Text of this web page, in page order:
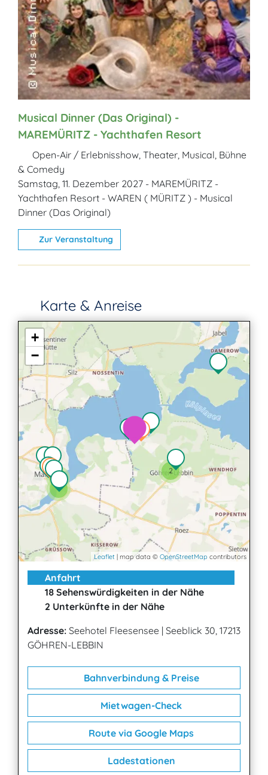
Musical Dinner (Das Original) -
MAREMÜRITZ - Yachthafen Resort
Open-Air / Erlebnisshow, Theater, Musical, Bühne
& Comedy
Samstag, 11. Dezember 2027 - MAREMÜRITZ -
Yachthafen Resort - WAREN ( MÜRITZ ) - Musical
Dinner (Das Original)
Zur Veranstaltung
Karte & Anreise
2
4
+
−
Leaflet | map data © OpenStreetMap contributors
Anfahrt
18 Sehenswürdigkeiten in der Nähe
2 Unterkünfte in der Nähe
Adresse: Seehotel Fleesensee | Seeblick 30, 17213
GÖHREN-LEBBIN
Bahnverbindung & Preise
Mietwagen-Check
Route via Google Maps
Ladestationen